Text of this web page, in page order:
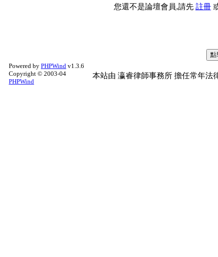
您還不是論壇會員,請先 註冊
Powered by PHPWind v1.3.6
Copyright © 2003-04
PHPWind
本站由 瀛睿律師事務所 擔任常年法